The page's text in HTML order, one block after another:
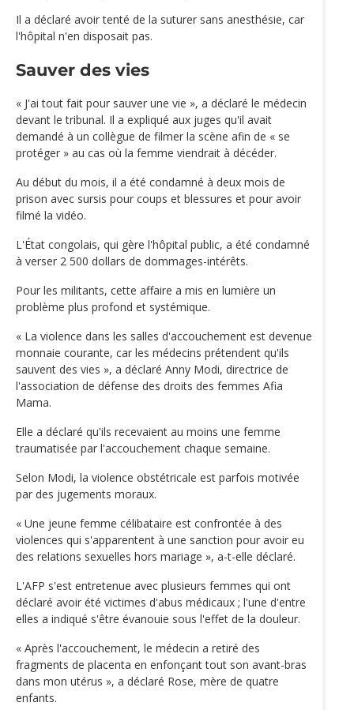
Il a déclaré avoir tenté de la suturer sans anesthésie, car
l'hôpital n'en disposait pas.
Sauver des vies
« J'ai tout fait pour sauver une vie », a déclaré le médecin
devant le tribunal. Il a expliqué aux juges qu'il avait
demandé à un collègue de filmer la scène afin de « se
protéger » au cas où la femme viendrait à décéder.
Au début du mois, il a été condamné à deux mois de
prison avec sursis pour coups et blessures et pour avoir
filmé la vidéo.
L'État congolais, qui gère l'hôpital public, a été condamné
à verser 2 500 dollars de dommages-intérêts.
Pour les militants, cette affaire a mis en lumière un
problème plus profond et systémique.
« La violence dans les salles d'accouchement est devenue
monnaie courante, car les médecins prétendent qu'ils
sauvent des vies », a déclaré Anny Modi, directrice de
l'association de défense des droits des femmes Afia
Mama.
Elle a déclaré qu'ils recevaient au moins une femme
traumatisée par l'accouchement chaque semaine.
Selon Modi, la violence obstétricale est parfois motivée
par des jugements moraux.
« Une jeune femme célibataire est confrontée à des
violences qui s'apparentent à une sanction pour avoir eu
des relations sexuelles hors mariage », a-t-elle déclaré.
L'AFP s'est entretenue avec plusieurs femmes qui ont
déclaré avoir été victimes d'abus médicaux ; l'une d'entre
elles a indiqué s'être évanouie sous l'effet de la douleur.
« Après l'accouchement, le médecin a retiré des
fragments de placenta en enfonçant tout son avant-bras
dans mon utérus », a déclaré Rose, mère de quatre
enfants.